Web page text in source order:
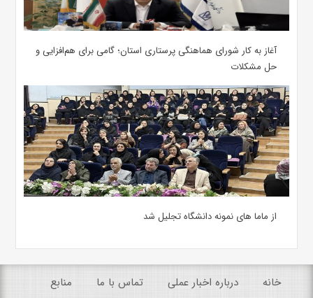
آغاز به کار شورای هماهنگی پرستاری استان؛ گامی برای هم‌افزایی و
حل مشکلات
از ماما های نمونه دانشگاه تجلیل شد
خانه درباره اخبار عملی تماس با ما منابع